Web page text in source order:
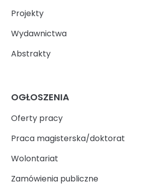
Projekty
Wydawnictwa
Abstrakty
OGŁOSZENIA
Oferty pracy
Praca magisterska/doktorat
Wolontariat
Zamówienia publiczne